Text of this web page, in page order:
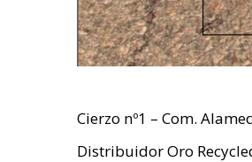
Cierzo nº1 – Com.
Distribuidor Oro